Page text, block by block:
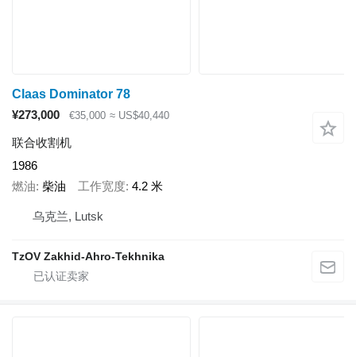
Claas Dominator 78
¥273,000
€35,000 ≈ US$40,440
联合收割机
1986
燃油 柴油 工作宽度 4.2 米
乌克兰, Lutsk
TzOV Zakhid-Ahro-Tekhnika